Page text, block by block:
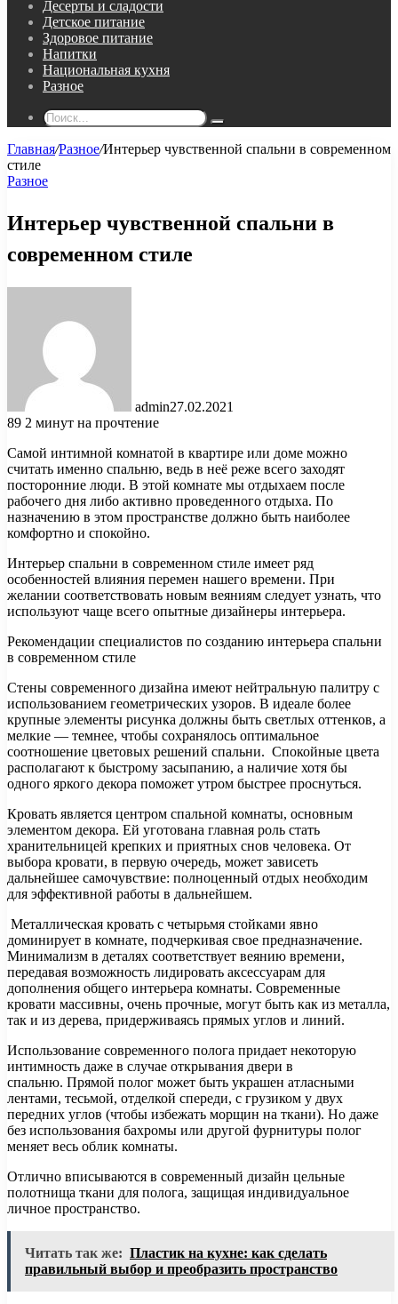
Десерты и сладости
Детское питание
Здоровое питание
Напитки
Национальная кухня
Разное
Поиск...
Главная/Разное/Интерьер чувственной спальни в современном
стиле
Разное
Интерьер чувственной спальни в
современном стиле
admin27.02.2021
89 2 минут на прочтение
Самой интимной комнатой в квартире или доме можно
считать именно спальню, ведь в неё реже всего заходят
посторонние люди. В этой комнате мы отдыхаем после
рабочего дня либо активно проведенного отдыха. По
назначению в этом пространстве должно быть наиболее
комфортно и спокойно.
Интерьер спальни в современном стиле имеет ряд
особенностей влияния перемен нашего времени. При
желании соответствовать новым веяниям следует узнать, что
используют чаще всего опытные дизайнеры интерьера.
Рекомендации специалистов по созданию интерьера спальни
в современном стиле
Стены современного дизайна имеют нейтральную палитру с
использованием геометрических узоров. В идеале более
крупные элементы рисунка должны быть светлых оттенков, а
мелкие — темнее, чтобы сохранялось оптимальное
соотношение цветовых решений спальни. Спокойные цвета
располагают к быстрому засыпанию, а наличие хотя бы
одного яркого декора поможет утром быстрее проснуться.
Кровать является центром спальной комнаты, основным
элементом декора. Ей уготована главная роль стать
хранительницей крепких и приятных снов человека. От
выбора кровати, в первую очередь, может зависеть
дальнейшее самочувствие: полноценный отдых необходим
для эффективной работы в дальнейшем.
Металлическая кровать с четырьмя стойками явно
доминирует в комнате, подчеркивая свое предназначение.
Минимализм в деталях соответствует веянию времени,
передавая возможность лидировать аксессуарам для
дополнения общего интерьера комнаты. Современные
кровати массивны, очень прочные, могут быть как из металла,
так и из дерева, придерживаясь прямых углов и линий.
Использование современного полога придает некоторую
интимность даже в случае открывания двери в
спальню. Прямой полог может быть украшен атласными
лентами, тесьмой, отделкой спереди, с грузиком у двух
передних углов (чтобы избежать морщин на ткани). Но даже
без использования бахромы или другой фурнитуры полог
меняет весь облик комнаты.
Отлично вписываются в современный дизайн цельные
полотнища ткани для полога, защищая индивидуальное
личное пространство.
Читать так же: Пластик на кухне: как сделать
правильный выбор и преобразить пространство